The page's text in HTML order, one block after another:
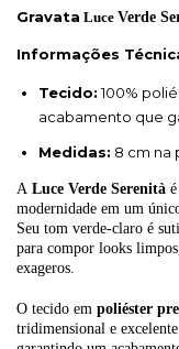
Gravata Luce Verde
Informações
Tecido:100%
acabamento que
Medidas: 8 cm na
A Luce Verde Serenità
modernidade em um
Seu tom verde-claro é
para compor looks
exageros.
O tecido em poliéster
tridimensional e